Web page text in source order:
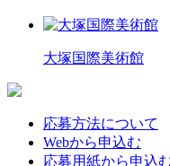
大塚国際美術館
応募方法について
Webから申込む
応募用紙から申込